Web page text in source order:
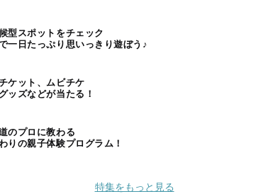
型スポットをチェック
一日たっぷり思いっきり遊ぼう♪
ケット、ムビチケ
ッズなどが当たる！
のプロに教わる
りの親子体験プログラム！
特集をもっと見る